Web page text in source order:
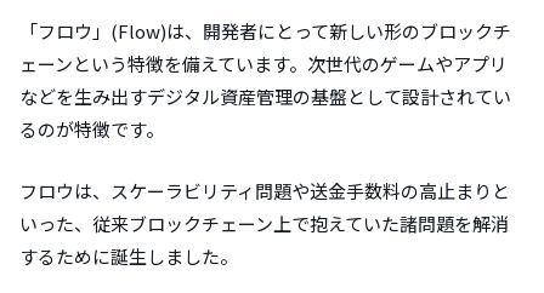
「フロウ」(Flow)は、開発者にとって新しい形のブロックチ
ェーンという特徴を備えています。次世代のゲームやアプリ
などを生み出すデジタル資産管理の基盤として設計されてい
るのが特徴です。
フロウは、スケーラビリティ問題や送金手数料の高止まりと
いった、従来ブロックチェーン上で抱えていた諸問題を解消
するために誕生しました。